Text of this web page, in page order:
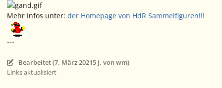
Mehr Infos unter: der Homepage von HdR Sammelfiguren!!!
---
Bearbeitet (7. März 20215 J. von wm)
Links aktualisiert